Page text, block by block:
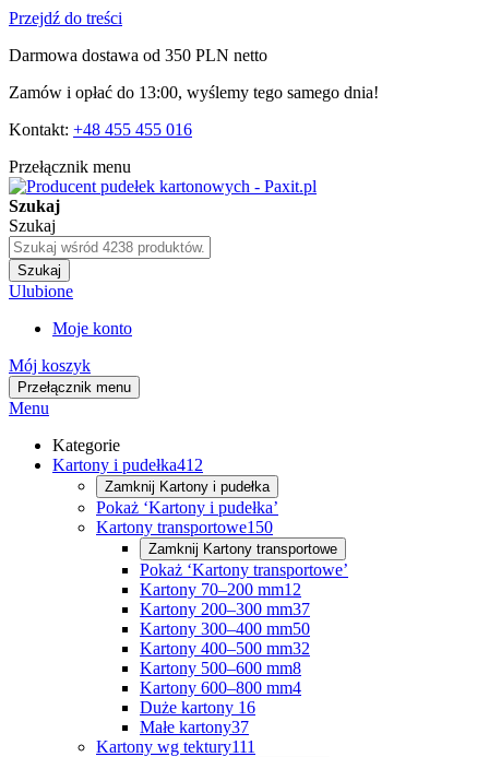
Przejdź do treści
Darmowa dostawa od 350 PLN netto
Zamów i opłać do 13:00, wyślemy tego samego dnia!
Kontakt: +48 455 455 016
Przełącznik menu
Szukaj
Szukaj
Szukaj
Ulubione
Moje konto
Mój koszyk
Przełącznik menu
Menu
Kategorie
Kartony i pudełka412
Zamknij Kartony i pudełka
Pokaż ‘Kartony i pudełka’
Kartony transportowe150
Zamknij Kartony transportowe
Pokaż ‘Kartony transportowe’
Kartony 70–200 mm12
Kartony 200–300 mm37
Kartony 300–400 mm50
Kartony 400–500 mm32
Kartony 500–600 mm8
Kartony 600–800 mm4
Duże kartony 16
Małe kartony37
Kartony wg tektury111